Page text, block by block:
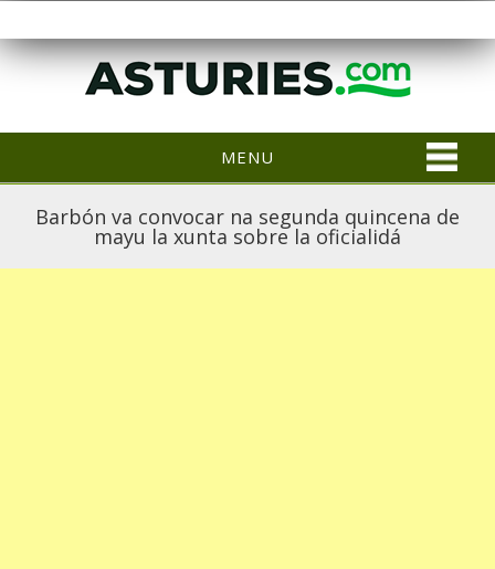
MENU
Barbón va convocar na segunda quincena de
mayu la xunta sobre la oficialidá